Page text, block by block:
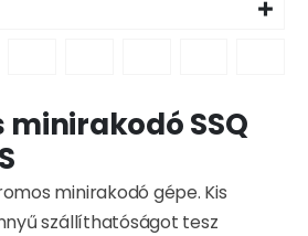
SSQ
minirakodó gépe. Kis
szállíthatóságot tesz